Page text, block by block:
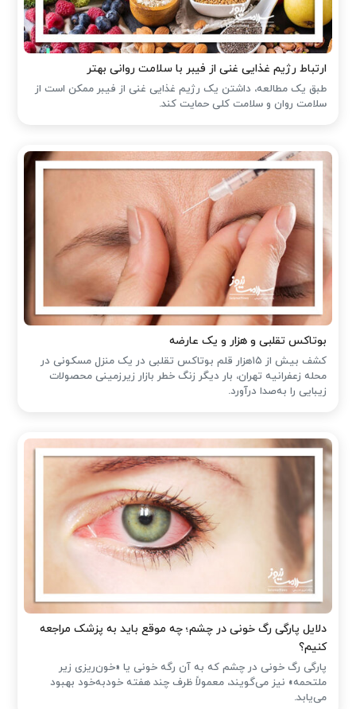
ارتباط رژیم غذایی غنی از فیبر با سلامت روانی بهتر
طبق یک مطالعه، داشتن یک رژیم غذایی غنی از فیبر ممکن است از
سلامت روان و سلامت کلی حمایت کند.
بوتاکس تقلبی و هزار و یک عارضه
کشف بیش از ۱۵هزار قلم بوتاکس تقلبی در یک منزل مسکونی در
محله زعفرانیه تهران، بار دیگر زنگ خطر بازار زیرزمینی محصولات
زیبایی را به‌صدا درآورد.
دلایل پارگی رگ خونی در چشم؛ چه موقع باید به پزشک مراجعه
کنیم؟
پارگی رگ خونی در چشم که به آن رگه خونی یا «خون‌ریزی زیر
ملتحمه» نیز می‌گویند، معمولاً ظرف چند هفته خودبه‌خود بهبود
می‌یابد.